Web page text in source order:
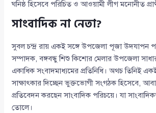
ঘনিষ্ঠ হিসেবে পরিচিত ও আওয়ামী লীগ মনোনীত
সাংবাদিক না নেতা?
সুবল চন্দ্র রায় একই সঙ্গে উপজেলা পূজা উদযাপন
সম্পাদক, বঙ্গবন্ধু শিশু কিশোর মেলার উপজেলা
একাধিক সংবাদমাধ্যমের প্রতিনিধি। অথচ তিনিই
সাক্ষাৎকার দিচ্ছেন ভুক্তভোগী সংগঠক হিসেবে,
প্রতিবেদন করছেন সাংবাদিক পরিচয়ে। যা
তোলে।